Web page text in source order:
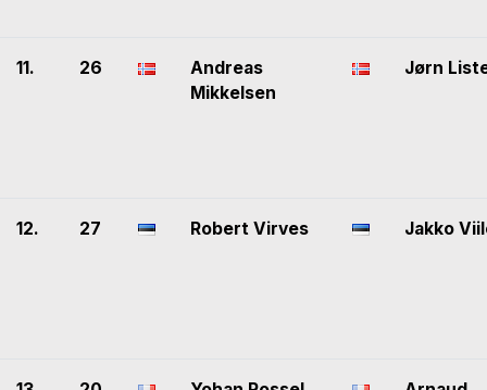
11. 26
Andreas
Mikkelsen
Jørn
12. 27 Robert Virves Jakko